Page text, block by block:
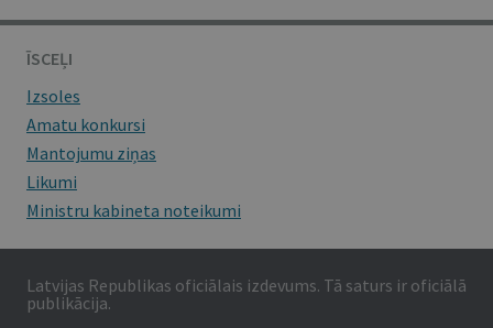
ĪSCEĻI
Izsoles
Amatu konkursi
Mantojumu ziņas
Likumi
Ministru kabineta noteikumi
Latvijas Republikas oficiālais izdevums. Tā saturs ir oficiālā
publikācija.